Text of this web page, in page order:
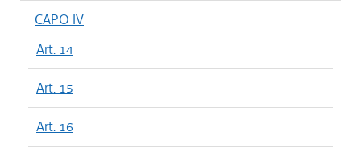
CAPO IV
Art. 14
Art. 15
Art. 16